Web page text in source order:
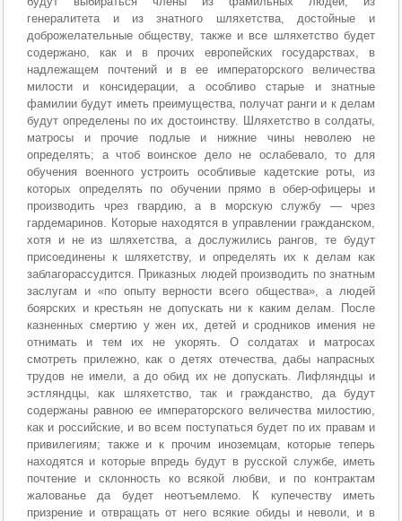
генералитета и из знатного шляхетства, достойные и
доброжелательные обществу, также и все шляхетство будет
содержано, как и в прочих европейских государствах, в
надлежащем почтений и в ее императорского величества
милости и консидерации, а особливо старые и знатные
фамилии будут иметь преимущества, получат ранги и к делам
будут определены по их достоинству. Шляхетство в солдаты,
матросы и прочие подлые и нижние чины неволею не
определять; а чтоб воинское дело не ослабевало, то для
обучения военного устроить особливые кадетские роты, из
которых определять по обучении прямо в обер-офицеры и
производить чрез гвардию, а в морскую службу — чрез
гардемаринов. Которые находятся в управлении гражданском,
хотя и не из шляхетства, а дослужились рангов, те будут
присоединены к шляхетству, и определять их к делам как
заблагорассудится. Приказных людей производить по знатным
заслугам и «по опыту верности всего общества», а людей
боярских и крестьян не допускать ни к каким делам. После
казненных смертию у жен их, детей и сродников имения не
отнимать и тем их не укорять. О солдатах и матросах
смотреть прилежно, как о детях отечества, дабы напрасных
трудов не имели, а до обид их не допускать. Лифляндцы и
эстляндцы, как шляхетство, так и гражданство, да будут
содержаны равною ее императорского величества милостию,
как и российские, и во всем поступаться будет по их правам и
привилегиям; также и к прочим иноземцам, которые теперь
находятся и которые впредь будут в русской службе, иметь
почтение и склонность ко всякой любви, и по контрактам
жалованье да будет неотъемлемо. К купечеству иметь
призрение и отвращать от него всякие обиды и неволи, и в